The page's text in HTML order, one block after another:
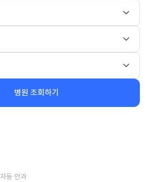
병원 조회하기
동 안과